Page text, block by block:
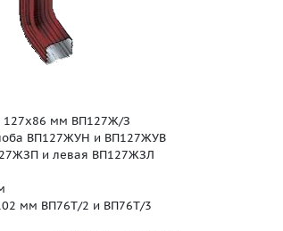
127х86 мм ВП127Ж/З
ВП127ЖУН и ВП127ЖУВ
и левая ВП127ЖЗЛ
мм ВП76Т/2 и ВП76Т/3